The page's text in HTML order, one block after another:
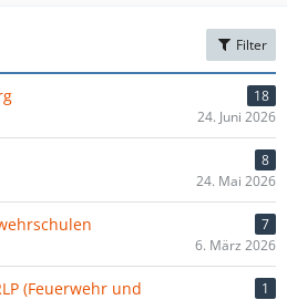
Filter
18
24. Juni 2026
8
24. Mai 2026
7
6. März 2026
(Feuerwehr und
1